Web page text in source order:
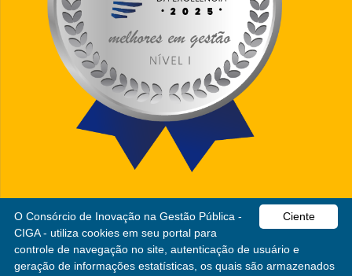
CIGA
Ciente
O Consórcio de Inovação na Gestão Pública -
CIGA - utiliza cookies em seu portal para
controle de navegação no site, autenticação de usuário e
geração de informações estatísticas, os quais são armazenados